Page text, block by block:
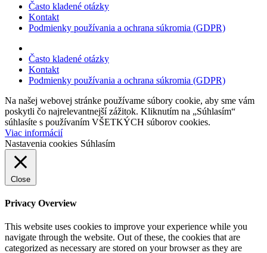
Často kladené otázky
Kontakt
Podmienky používania a ochrana súkromia (GDPR)
Často kladené otázky
Kontakt
Podmienky používania a ochrana súkromia (GDPR)
Na našej webovej stránke používame súbory cookie, aby sme vám
poskytli čo najrelevantnejší zážitok. Kliknutím na „Súhlasím“
súhlasíte s používaním VŠETKÝCH súborov cookies.
Viac informácií
Nastavenia cookies Súhlasím
Close
Privacy Overview
This website uses cookies to improve your experience while you
navigate through the website. Out of these, the cookies that are
categorized as necessary are stored on your browser as they are